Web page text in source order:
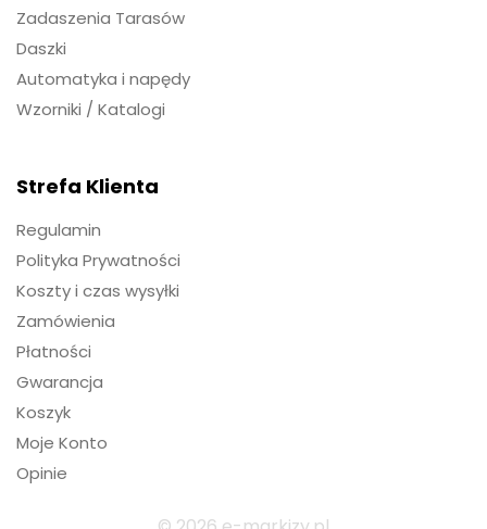
Zadaszenia Tarasów
Daszki
Automatyka i napędy
Wzorniki / Katalogi
Strefa Klienta
Regulamin
Polityka Prywatności
Koszty i czas wysyłki
Zamówienia
Płatności
Gwarancja
Koszyk
Moje Konto
Opinie